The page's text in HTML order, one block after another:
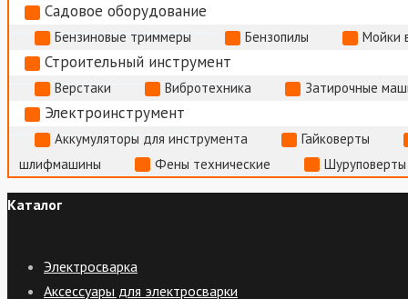
Садовое оборудование
Бензиновые триммеры Бензопилы Мойки
Строительный инструмент
Верстаки Вибротехника Затирочные
Электроинструмент
Аккумуляторы для инструмента
Гайковерты
шлифмашины
Фены технические
Каталог
Электросварка
Аксессуары для электросварки